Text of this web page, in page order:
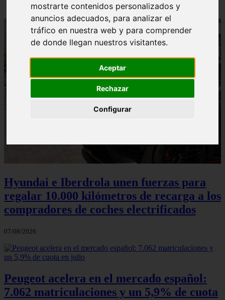
mostrarte contenidos personalizados y
anuncios adecuados, para analizar el
tráfico en nuestra web y para comprender
de donde llegan nuestros visitantes.
Aceptar
Rechazar
Configurar
Hyundai e Iberdrola unen fuerzas para
regalar 10.000 kilómetros de recarga a los
compradores de coches electrificados
07/08/2026
Peugeot acelera en el mercado español:
7.062 matriculaciones y un 5,9% de cuota